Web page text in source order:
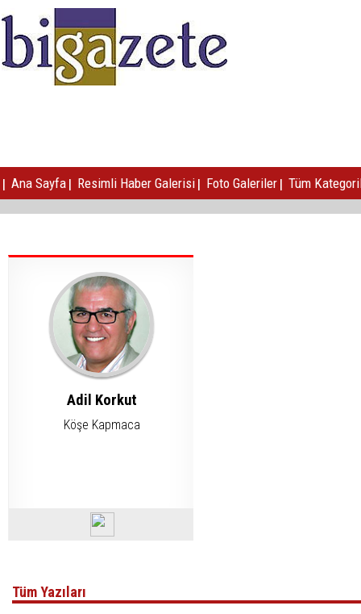
| Ana Sayfa | Resimli Haber Galerisi | Foto Galeriler | Tüm
Adil Korkut
Köşe Kapmaca
Tüm Yazıları